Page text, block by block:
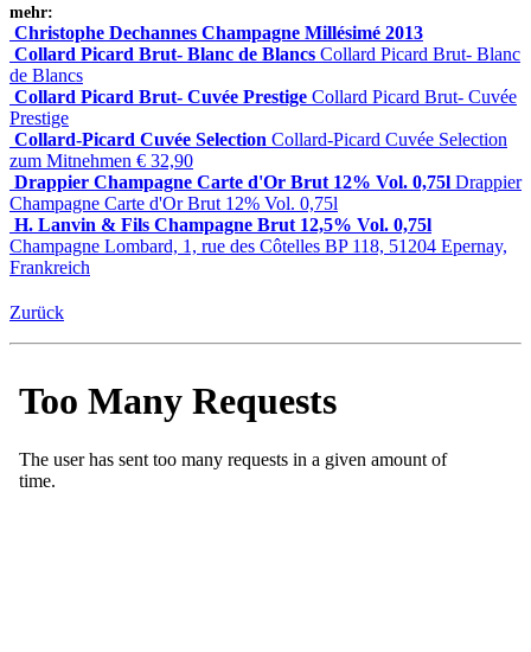
mehr:
Christophe Dechannes Champagne Millésimé 2013
Collard Picard Brut- Blanc de Blancs Collard Picard Brut- Blanc
de Blancs
Collard Picard Brut- Cuvée Prestige Collard Picard Brut- Cuvée
Prestige
Collard-Picard Cuvée Selection Collard-Picard Cuvée Selection
zum Mitnehmen € 32,90
Drappier Champagne Carte d'Or Brut 12% Vol. 0,75l Drappier
Champagne Carte d'Or Brut 12% Vol. 0,75l
H. Lanvin & Fils Champagne Brut 12,5% Vol. 0,75l
Champagne Lombard, 1, rue des Côtelles BP 118, 51204 Epernay,
Frankreich
Zurück